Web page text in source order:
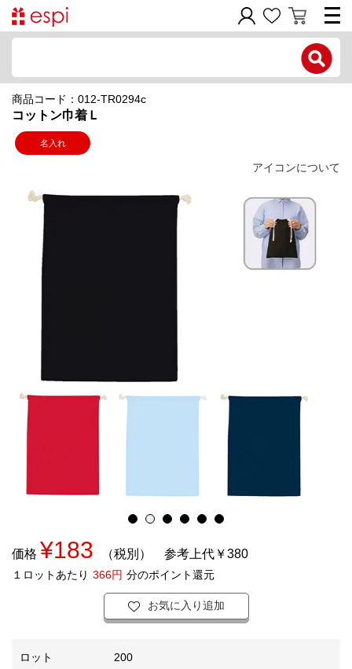
商品コード：012-TR0294c
コットン巾着Ｌ
名入れ
アイコンについて
価格 ¥183 （税別） 参考上代￥380
１ロットあたり 366円 分のポイント還元
お気に入り追加
ロット
200
新規会員登録
ご利用ガイド
お問い合わせフォーム